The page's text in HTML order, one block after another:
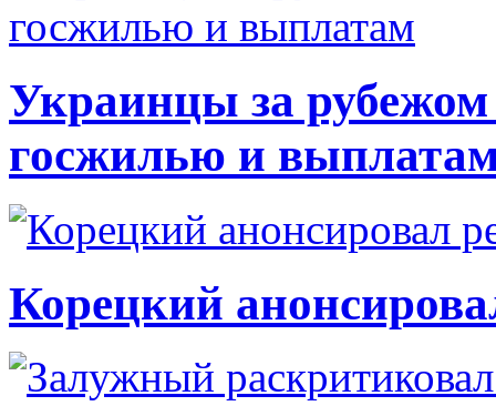
Украинцы за рубежом
госжилью и
Корецкий